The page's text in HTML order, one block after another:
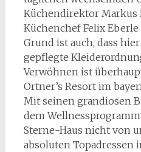
Küchendirektor Markus
Küchenchef Felix
Grund ist auch, dass
gepflegte
Verwöhnen ist
Ortner’s Resort im
Mit seinen grandiosen
dem
Sterne-Haus nicht von
absoluten Topadressen